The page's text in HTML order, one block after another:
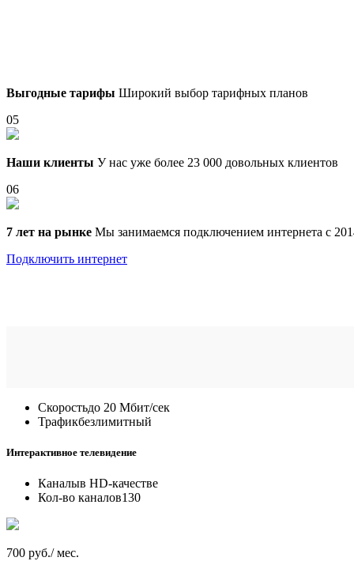
Выгодные тарифы Широкий выбор тарифных планов
05
Наши клиенты У нас уже более 23 000 довольных клиентов
06
7 лет на рынке Мы занимаемся подключением интернета с
Подключить интернет
Скоростьдо 20 Мбит/сек
Трафикбезлимитный
Интерактивное телевидение
Каналыв HD-качестве
Кол-во каналов130
700 руб./ мес.